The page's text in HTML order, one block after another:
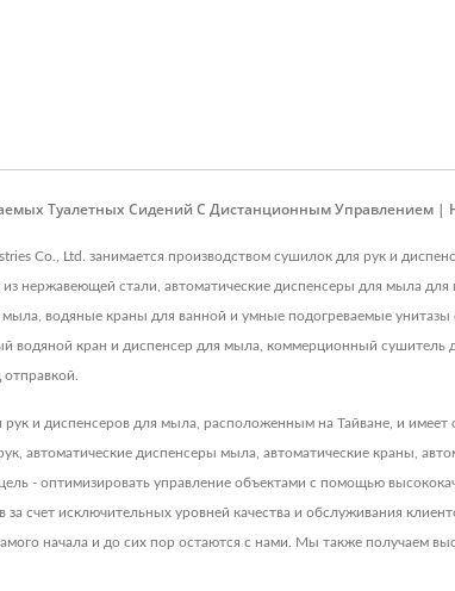
Туалетных Сидений С Дистанционным Управлением |
Co., Ltd. занимается производством сушилок для рук и
нержавеющей стали, автоматические диспенсеры для мыла
водяные краны для ванной и умные подогреваемые
водяной кран и диспенсер для мыла, коммерционный сушитель
рук и диспенсеров для мыла, расположенным на Тайване, и
автоматические диспенсеры мыла, автоматические краны,
- оптимизировать управление объектами с помощью
счет исключительных уровней качества и обслуживания
начала и до сих пор остаются с нами. Мы также получаем